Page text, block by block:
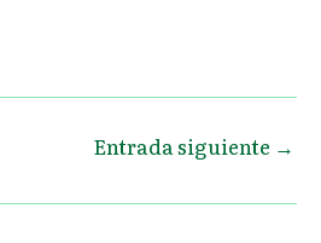
Entrada siguiente →